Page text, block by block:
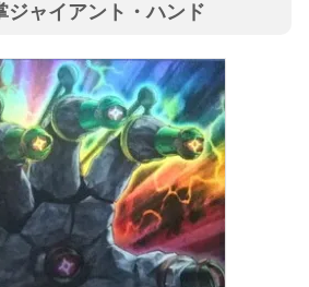
ジャイアント・ハンド